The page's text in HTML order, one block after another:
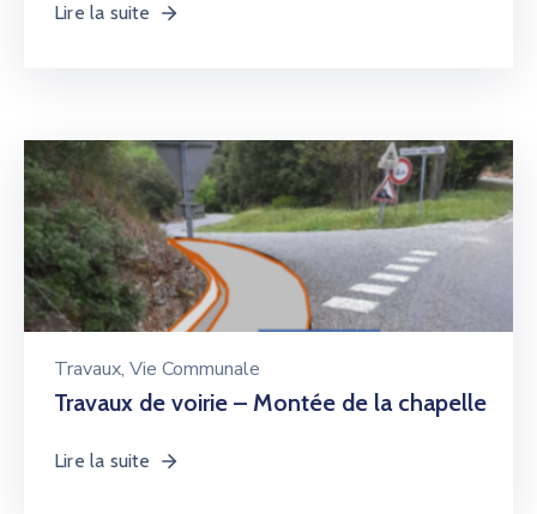
Lire la suite
Travaux‚ Vie Communale
Travaux de voirie – Montée de la chapelle
Lire la suite